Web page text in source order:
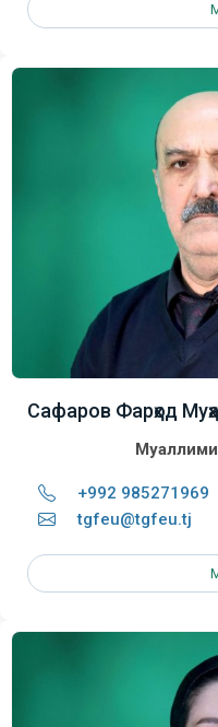
Сафаров Фарҳод
+992 985271969
tgfeu@tgfeu.tj